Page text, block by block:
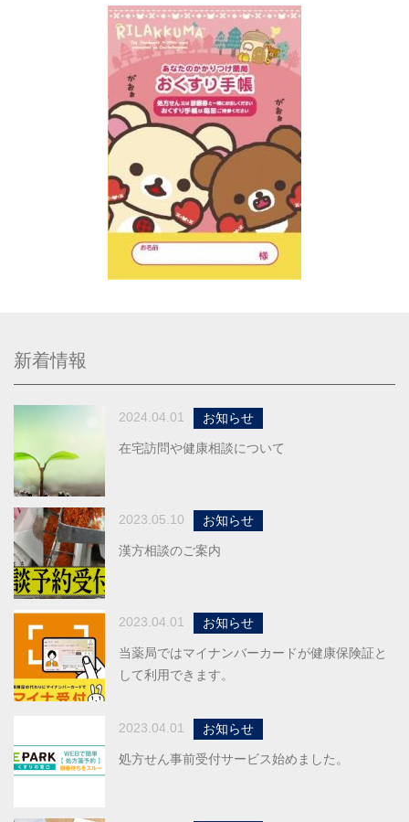
新着情報
2024.04.01 お知らせ
在宅訪問や健康相談について
2023.05.10 お知らせ
漢方相談のご案内
2023.04.01 お知らせ
当薬局ではマイナンバーカードが健康保険証と
して利用できます。
2023.04.01 お知らせ
処方せん事前受付サービス始めました。